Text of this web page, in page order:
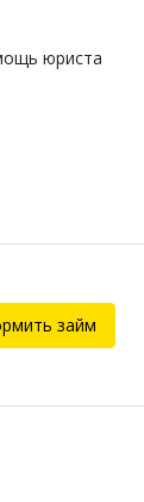
юриста
займ